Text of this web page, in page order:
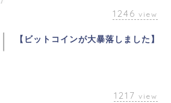
1246 view
【ビットコインが大暴落しました】
1217 view